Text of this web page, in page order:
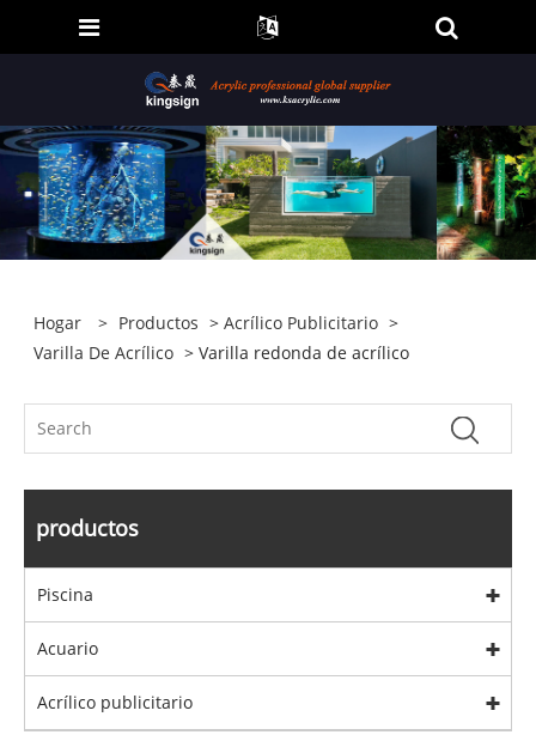
Hogar > Productos >Acrílico Publicitario >
Varilla De Acrílico > Varilla redonda de acrílico
productos
Piscina
Acuario
Acrílico publicitario